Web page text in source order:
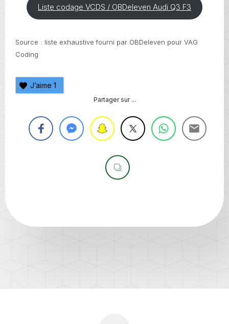
Liste codage VCDS / OBDeleven Audi Q3 F3
Source : liste exhaustive fourni par OBDeleven pour VAG
Coding
J’aime 1
Partager sur ...